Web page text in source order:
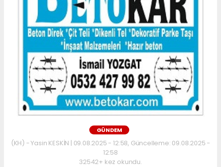
GÜNDEM
(KH) - Yasin KESKİN | 09.08.2025 - 12:58, Güncelleme: 09.08.2025 -
12:58
32542+ kez okundu.